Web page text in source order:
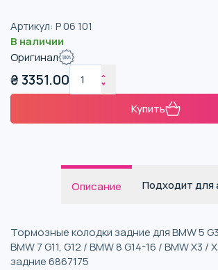
Артикул: P 06 101
В наличии
Оригинал
₴3351.00
Купить
Описание Подходит для
Тормозные колодки задние для BMW 5
BMW 7 G11, G12 / BMW 8 G14-16 / BMW X3 /
задние 6867175